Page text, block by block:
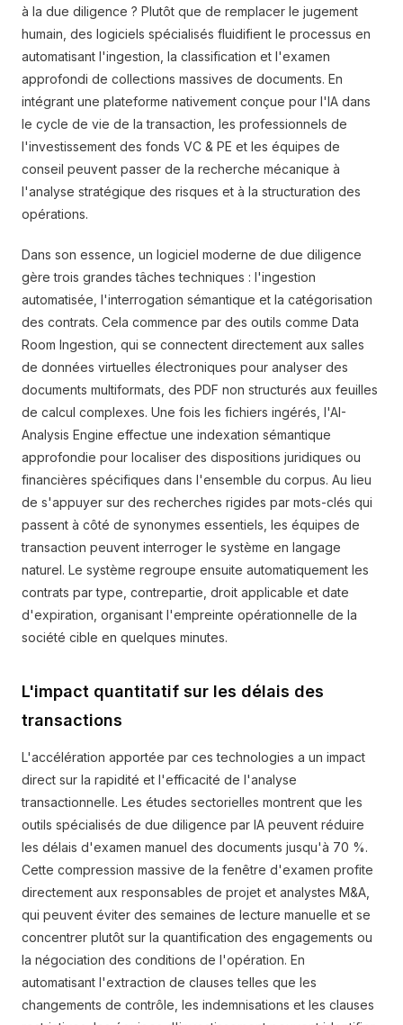
à la due diligence ? Plutôt que de remplacer le jugement
humain, des logiciels spécialisés fluidifient le processus en
automatisant l'ingestion, la classification et l'examen
approfondi de collections massives de documents. En
intégrant une plateforme nativement conçue pour l'IA dans
le cycle de vie de la transaction, les professionnels de
l'investissement des fonds VC & PE et les équipes de
conseil peuvent passer de la recherche mécanique à
l'analyse stratégique des risques et à la structuration des
opérations.
Dans son essence, un logiciel moderne de due diligence
gère trois grandes tâches techniques : l'ingestion
automatisée, l'interrogation sémantique et la catégorisation
des contrats. Cela commence par des outils comme Data
Room Ingestion, qui se connectent directement aux salles
de données virtuelles électroniques pour analyser des
documents multiformats, des PDF non structurés aux feuilles
de calcul complexes. Une fois les fichiers ingérés, l'AI-
Analysis Engine effectue une indexation sémantique
approfondie pour localiser des dispositions juridiques ou
financières spécifiques dans l'ensemble du corpus. Au lieu
de s'appuyer sur des recherches rigides par mots-clés qui
passent à côté de synonymes essentiels, les équipes de
transaction peuvent interroger le système en langage
naturel. Le système regroupe ensuite automatiquement les
contrats par type, contrepartie, droit applicable et date
d'expiration, organisant l'empreinte opérationnelle de la
société cible en quelques minutes.
L'impact quantitatif sur les délais des
transactions
L'accélération apportée par ces technologies a un impact
direct sur la rapidité et l'efficacité de l'analyse
transactionnelle. Les études sectorielles montrent que les
outils spécialisés de due diligence par IA peuvent réduire
les délais d'examen manuel des documents jusqu'à 70 %.
Cette compression massive de la fenêtre d'examen profite
directement aux responsables de projet et analystes M&A,
qui peuvent éviter des semaines de lecture manuelle et se
concentrer plutôt sur la quantification des engagements ou
la négociation des conditions de l'opération. En
automatisant l'extraction de clauses telles que les
changements de contrôle, les indemnisations et les clauses